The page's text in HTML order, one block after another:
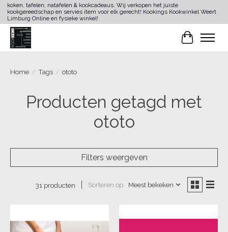
koken, tafelen, natafelen & kookcadeaus. Wij verkopen het juiste
kookgereedschap en servies item voor elk gerecht! Kookings Kookwinkel Weert
Limburg Online en fysieke winkel!
Home / Tags / ototo
Producten getagd met
ototo
Filters weergeven
31 producten Sorteren op Meest bekeken